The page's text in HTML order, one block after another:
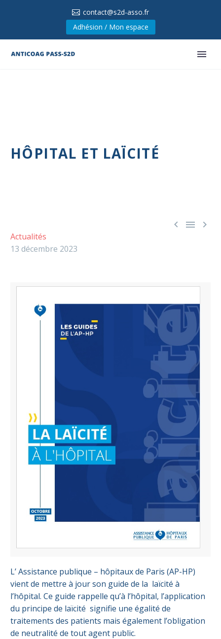
contact@s2d-asso.fr
Adhésion / Mon espace
HÔPITAL ET LAÏCITÉ
  
Actualités
13 décembre 2023
L’ Assistance publique – hôpitaux de Paris (AP-HP)
vient de mettre à jour son guide de la laïcité à
l’hôpital. Ce guide rappelle qu’à l’hôpital, l’application
du principe de laïcité signifie une égalité de
traitements des patients mais également l’obligation
de neutralité de tout agent public.